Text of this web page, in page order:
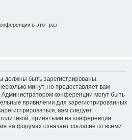
в этот раз
должны быть зарегистрированы.
минут, но предоставляет вам
конференции могут быть
привилегии для зарегистрированных
вам следует
принятыми на конференции.
на форумах означает согласие со всеми